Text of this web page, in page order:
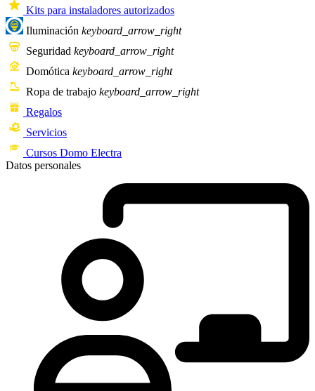
Kits para instaladores autorizados
Iluminación keyboard_arrow_right
Seguridad keyboard_arrow_right
Domótica keyboard_arrow_right
Ropa de trabajo keyboard_arrow_right
Regalos
Servicios
Cursos Domo Electra
Datos personales